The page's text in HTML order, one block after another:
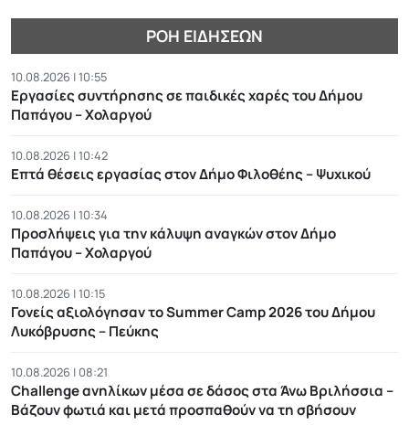
ΡΟΉ ΕΙΔΉΣΕΩΝ
10.08.2026 | 10:55
Εργασίες συντήρησης σε παιδικές χαρές του Δήμου
Παπάγου – Χολαργού
10.08.2026 | 10:42
Επτά θέσεις εργασίας στον Δήμο Φιλοθέης – Ψυχικού
10.08.2026 | 10:34
Προσλήψεις για την κάλυψη αναγκών στον Δήμο
Παπάγου – Χολαργού
10.08.2026 | 10:15
Γονείς αξιολόγησαν το Summer Camp 2026 του Δήμου
Λυκόβρυσης – Πεύκης
10.08.2026 | 08:21
Challenge ανηλίκων μέσα σε δάσος στα Άνω Βριλήσσια –
Βάζουν φωτιά και μετά προσπαθούν να τη σβήσουν